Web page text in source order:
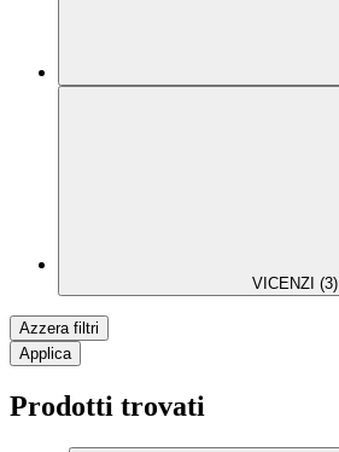
VICENZI (3)
Azzera filtri
Applica
Prodotti trovati